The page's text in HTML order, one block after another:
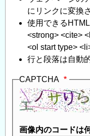
にリンクに変換
使用できる
<strong> <cite>
<ol start type>
行と段落は自動
CAPTCHA
画像内のコードは